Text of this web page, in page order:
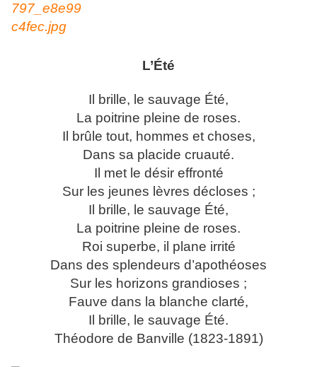
L’Été
Il brille, le sauvage Été,
La poitrine pleine de roses.
Il brûle tout, hommes et choses,
Dans sa placide cruauté.
Il met le désir effronté
Sur les jeunes lèvres décloses ;
Il brille, le sauvage Été,
La poitrine pleine de roses.
Roi superbe, il plane irrité
Dans des splendeurs d’apothéoses
Sur les horizons grandioses ;
Fauve dans la blanche clarté,
Il brille, le sauvage Été.
Théodore de Banville (1823-1891)